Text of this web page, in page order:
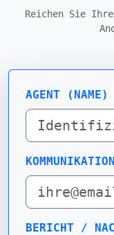
Reichen Sie
AGENT (NAME)
BERICHT /